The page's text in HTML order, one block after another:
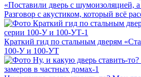
«Поставили дверь с шумоизоляцией,
Разговор с акустиком, который всё
Краткий гид по стальным дверям
100‑У и 100‑УТ